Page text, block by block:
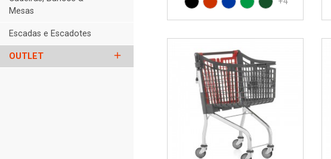
Mesas
Escadas e Escadotes
OUTLET add